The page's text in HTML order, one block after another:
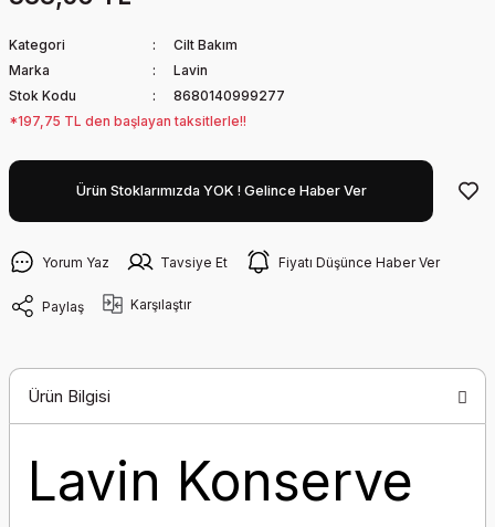
Kategori
Cilt Bakım
Marka
Lavin
Stok Kodu
8680140999277
*197,75 TL den başlayan taksitlerle!!
Ürün Stoklarımızda YOK ! Gelince Haber Ver
Yorum Yaz Tavsiye Et Fiyatı Düşünce Haber Ver
Paylaş Karşılaştır
Ürün Bilgisi
Lavin Konserve